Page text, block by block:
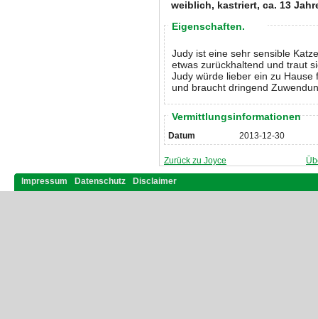
weiblich, kastriert, ca. 13
Eigenschaften.
Judy ist eine sehr sensible
etwas zurückhaltend und traut
Judy würde lieber ein zu
und braucht dringend
Vermittlungsinformationen
Datum 2013-12-30
Zurück zu Joyce
Impressum Datenschutz Disclaimer